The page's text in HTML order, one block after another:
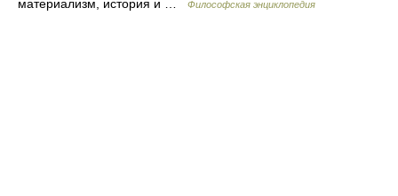
материализм, история и …
Философская энциклопедия